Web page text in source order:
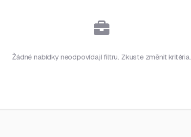
Žádné nabídky neodpovídají filtru. Zkuste změnit kritéria.